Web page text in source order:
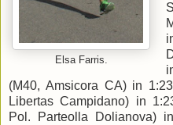
Elsa Farris.
(M40, Amsicora CA) in
Libertas Campidano) in
Pol. Parteolla Dolianova)